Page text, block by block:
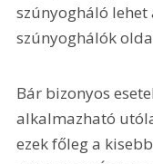
szúnyogháló
szúnyoghálók
Bár bizonyos
alkalmazható
ezek főleg a